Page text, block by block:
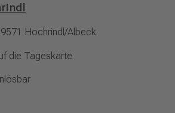
Hochrindl/Albeck
die Tageskarte